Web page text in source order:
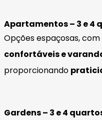
Apartamentos – 3 e 4
Opções espaçosas, com
confortáveis e
proporcionando
Gardens – 3 e 4